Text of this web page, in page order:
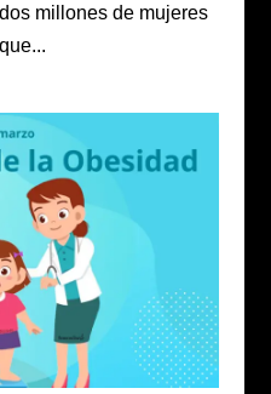
millones de mujeres